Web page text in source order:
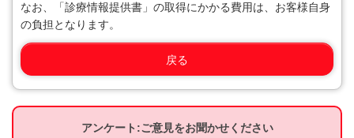
なお、「診療情報提供書」の取得にかかる費用は、お客様自身
の負担となります。
戻る
アンケート:ご意見をお聞かせください